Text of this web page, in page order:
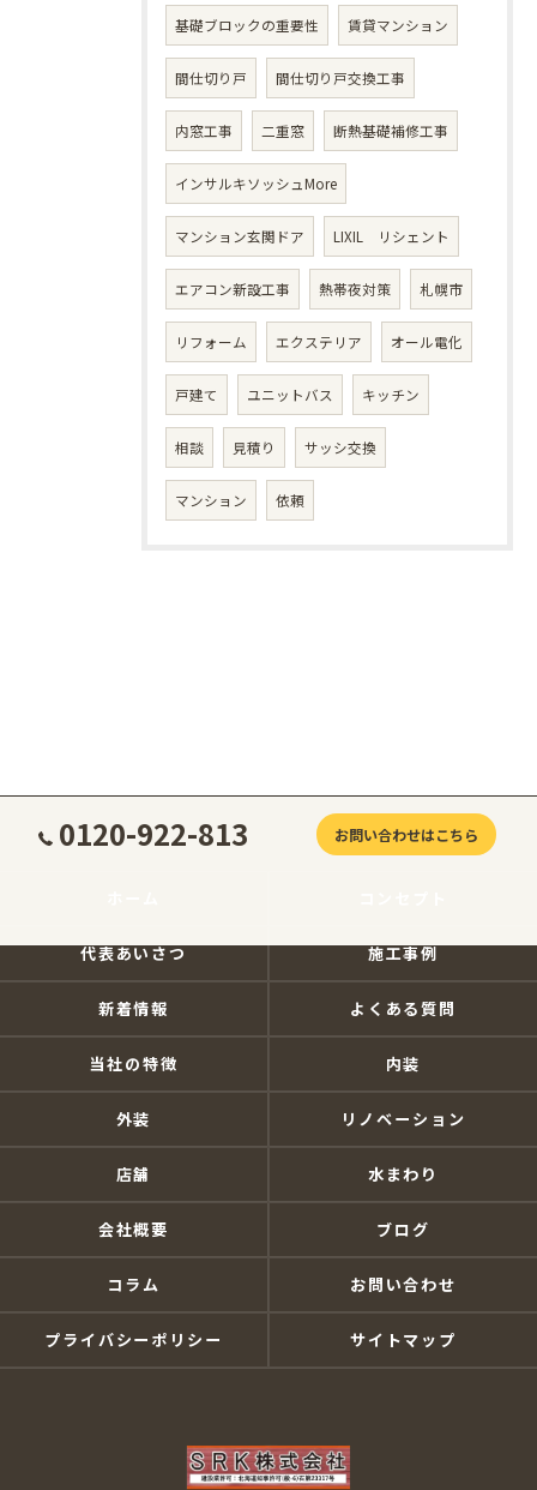
基礎ブロックの重要性 賃貸マンション
間仕切り戸 間仕切り戸交換工事
内窓工事 二重窓 断熱基礎補修工事
インサルキソッシュMore
マンション玄関ドア LIXIL リシェント
エアコン新設工事 熱帯夜対策 札幌市
リフォーム エクステリア オール電化
戸建て ユニットバス キッチン
相談 見積り サッシ交換
マンション 依頼
0120-922-813 お問い合わせはこちら
代表あいさつ 施工事例
新着情報 よくある質問
当社の特徴 内装
外装 リノベーション
店舗 水まわり
会社概要 ブログ
コラム お問い合わせ
プライバシーポリシー サイトマップ